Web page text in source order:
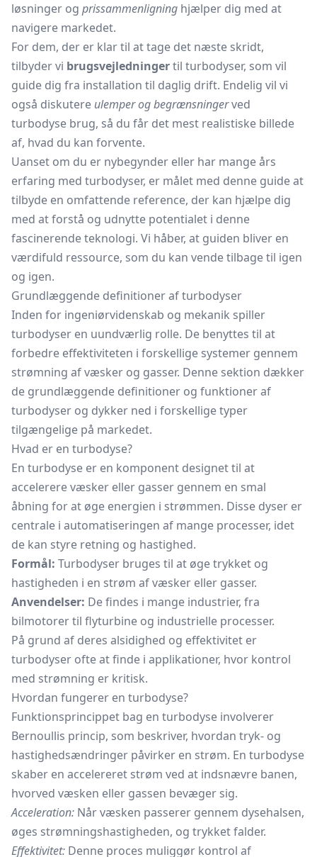
løsninger og prissammenligning hjælper dig med at
navigere markedet.
For dem, der er klar til at tage det næste skridt,
tilbyder vi brugsvejledningertil turbodyser, som vil
guide dig fra installation til daglig drift. Endelig vil vi
også diskutere ulemper og begrænsningerved
turbodyse brug, så du får det mest realistiske billede
af, hvad du kan forvente.
Uanset om du er nybegynder eller har mange års
erfaring med turbodyser, er målet med denne guide at
tilbyde en omfattende reference, der kan hjælpe dig
med at forstå og udnytte potentialet i denne
fascinerende teknologi. Vi håber, at guiden bliver en
værdifuld ressource, som du kan vende tilbage til igen
og igen.
Grundlæggende definitioner af turbodyser
Inden for ingeniørvidenskab og mekanik spiller
turbodyser en uundværlig rolle. De benyttes til at
forbedre effektiviteten i forskellige systemer gennem
strømning af væsker og gasser. Denne sektion dækker
de grundlæggende definitioner og funktioner af
turbodyser og dykker ned i forskellige typer
tilgængelige på markedet.
Hvad er en turbodyse?
En turbodyse er en komponent designet til at
accelerere væsker eller gasser gennem en smal
åbning for at øge energien i strømmen. Disse dyser er
centrale i automatiseringen af mange processer, idet
de kan styre retning og hastighed.
Formål: Turbodyser bruges til at øge trykket og
hastigheden i en strøm af væsker eller gasser.
Anvendelser: De findes i mange industrier, fra
bilmotorer til flyturbine og industrielle processer.
På grund af deres alsidighed og effektivitet er
turbodyser ofte at finde i applikationer, hvor kontrol
med strømning er kritisk.
Hvordan fungerer en turbodyse?
Funktionsprincippet bag en turbodyse involverer
Bernoullis princip, som beskriver, hvordan tryk- og
hastighedsændringer påvirker en strøm. En turbodyse
skaber en accelereret strøm ved at indsnævre banen,
hvorved væsken eller gassen bevæger sig.
Acceleration: Når væsken passerer gennem dysehalsen,
øges strømningshastigheden, og trykket falder.
Effektivitet: Denne proces muliggør kontrol af